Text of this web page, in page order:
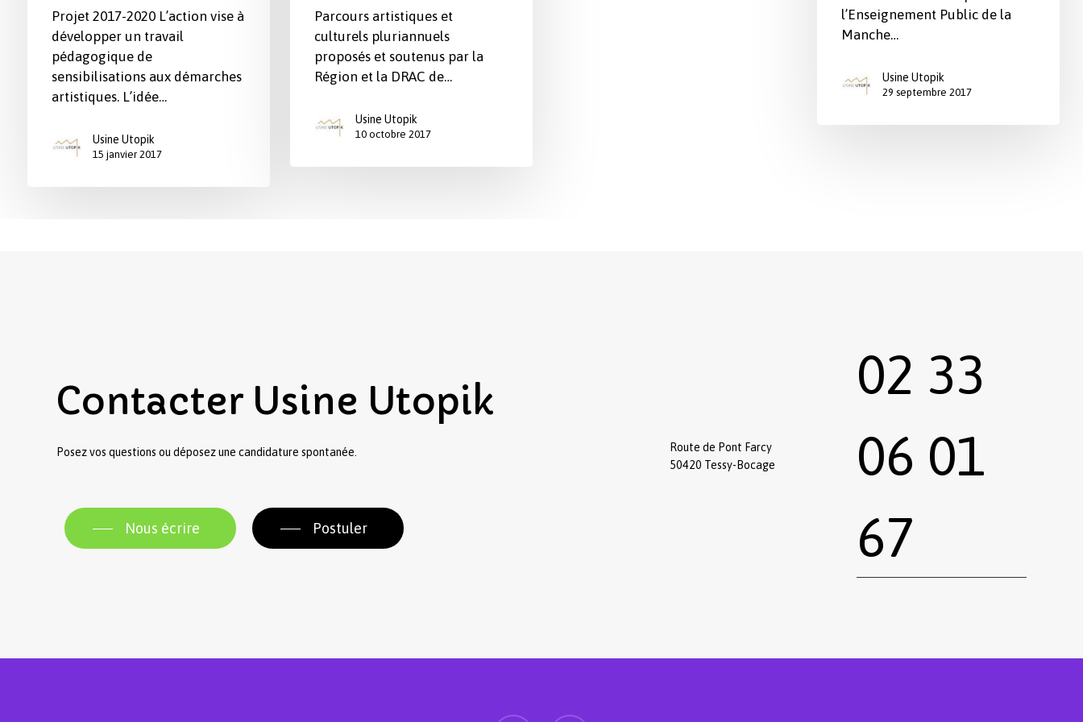
Parcours artistiques et
culturels pluriannuels
proposés et soutenus par la
Région et la DRAC de…
Usine Utopik
10 octobre 2017
l’Enseignement Public de la
Manche…
Usine Utopik
29 septembre 2017
Projet 2017-2020 L’action vise à
développer un travail
pédagogique de
sensibilisations aux démarches
artistiques. L’idée…
Usine Utopik
15 janvier 2017
Contacter Usine Utopik
Posez vos questions ou déposez une candidature spontanée.
Nous écrire Postuler
Route de Pont Farcy
50420 Tessy-Bocage
02 33
06 01
67